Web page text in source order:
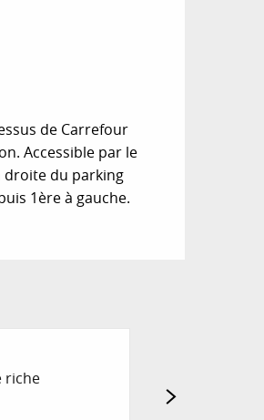
de Carrefour
Accessible par le
droite du parking
1ère à gauche.
riche
juin 2015 au